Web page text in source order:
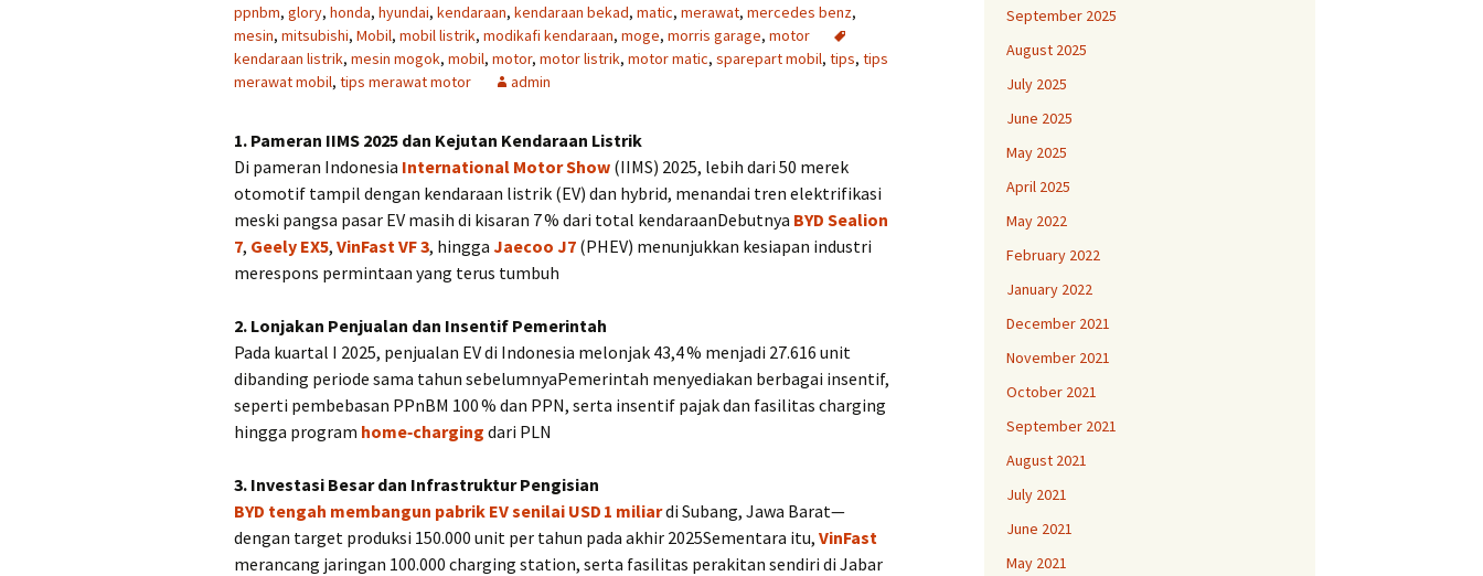
ppnbm, glory, honda, hyundai, kendaraan, kendaraan bekad, matic, merawat, mercedes benz,
mesin, mitsubishi, Mobil, mobil listrik, modikafi kendaraan, moge, morris garage, motor
kendaraan listrik, mesin mogok, mobil, motor, motor listrik, motor matic, sparepart mobil, tips, tips
merawat mobil, tips merawat motor admin
1. Pameran IIMS 2025 dan Kejutan Kendaraan Listrik
Di pameran Indonesia International Motor Show (IIMS) 2025, lebih dari 50 merek
otomotif tampil dengan kendaraan listrik (EV) dan hybrid, menandai tren elektrifikasi
meski pangsa pasar EV masih di kisaran 7 % dari total kendaraanDebutnya BYD Sealion
7, Geely EX5, VinFast VF 3, hingga Jaecoo J7 (PHEV) menunjukkan kesiapan industri
merespons permintaan yang terus tumbuh
2. Lonjakan Penjualan dan Insentif Pemerintah
Pada kuartal I 2025, penjualan EV di Indonesia melonjak 43,4 % menjadi 27.616 unit
dibanding periode sama tahun sebelumnyaPemerintah menyediakan berbagai insentif,
seperti pembebasan PPnBM 100 % dan PPN, serta insentif pajak dan fasilitas charging
hingga program home‑charging dari PLN
3. Investasi Besar dan Infrastruktur Pengisian
BYD tengah membangun pabrik EV senilai USD 1 miliardi Subang, Jawa Barat—
dengan target produksi 150.000 unit per tahun pada akhir 2025Sementara itu, VinFast
merancang jaringan 100.000 charging station, serta fasilitas perakitan sendiri di Jabar
September 2025
August 2025
July 2025
June 2025
May 2025
April 2025
May 2022
February 2022
January 2022
December 2021
November 2021
October 2021
September 2021
August 2021
July 2021
June 2021
May 2021